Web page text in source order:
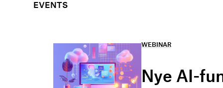
EVENTS
WEBINAR
Nye AI-